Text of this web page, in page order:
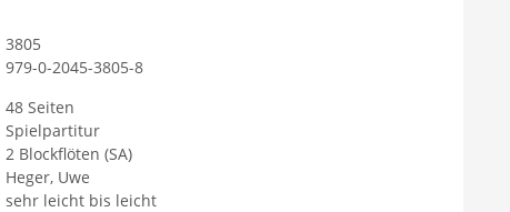
3805
979-0-2045-3805-8
48 Seiten
Spielpartitur
2 Blockflöten (SA)
Heger, Uwe
sehr leicht bis leicht